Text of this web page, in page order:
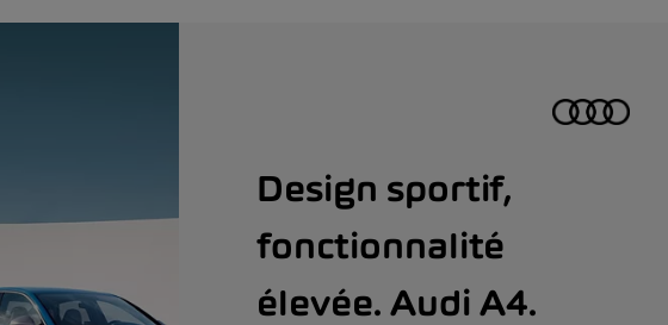
Design sportif,
fonctionnalité
élevée. Audi A4.